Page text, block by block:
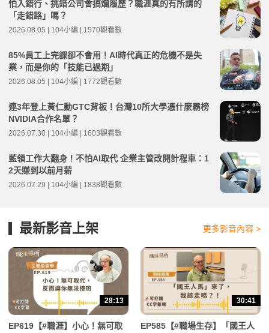
怕入錯行、挑錯公司會搞爛履歷？職涯真的有所謂的
「走錯路」嗎？
2026.08.05 | 104小編 | 1570觀看數
85%員工上完課卻不會用！AI時代真正的危機不是失
業，而是你的「技能已過期」
2026.08.05 | 104小編 | 1772觀看數
連3年登上黃仁勳GTC背板！台灣10所大學憑什麼霸榜
NVIDIA合作名單？
2026.07.30 | 104小編 | 1603觀看數
藍領工作大翻身！不怕AI取代 企業主管改開計程車：1
2天賺到以前月薪
2026.07.29 | 104小編 | 1838觀看數
最新影音上架 更多影音內容 >
28:13
EP619【#職涯】小心！無可取
30:41
EP585【#職場生存】「國王人